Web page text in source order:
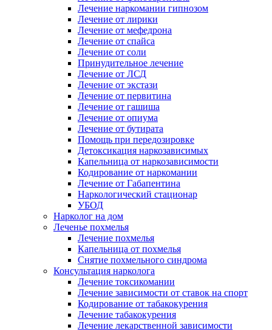
Лечение наркомании гипнозом
Лечение от лирики
Лечение от мефедрона
Лечение от спайса
Лечение от соли
Принудительное лечение
Лечение от ЛСД
Лечение от экстази
Лечение от первитина
Лечение от гашиша
Лечение от опиума
Лечение от бутирата
Помощь при передозировке
Детоксикация наркозависимых
Капельница от наркозависимости
Кодирование от наркомании
Лечение от Габапентина
Наркологический стационар
УБОД
Нарколог на дом
Леченье похмелья
Лечение похмелья
Капельница от похмелья
Снятие похмельного синдрома
Консультация нарколога
Лечение токсикомании
Лечение зависимости от ставок на спорт
Кодирование от табакокурения
Лечение табакокурения
Лечение лекарственной зависимости